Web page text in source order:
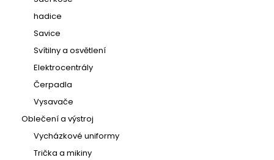
hadice
Savice
Svítilny a osvětlení
Elektrocentrály
Čerpadla
Vysavače
Oblečení a výstroj
Vycházkové uniformy
Trička a mikiny